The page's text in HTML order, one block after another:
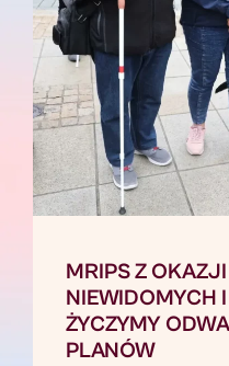
MRIPS Z
NIEWIDOMYCH
ŻYCZYMY
PLANÓW